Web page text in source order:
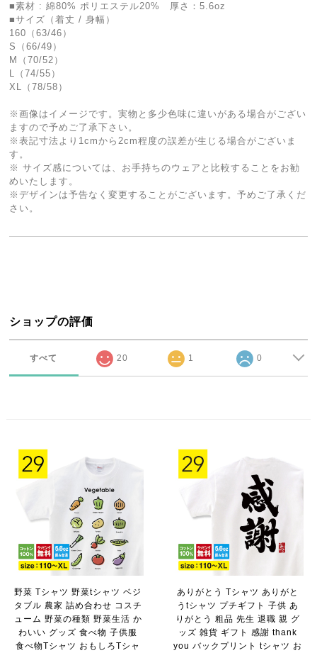
■素材 : 綿80% ポリエステル20% 厚さ：5.6oz
■サイズ（着丈 / 身幅）
160（63/46）
S（66/49）
M（70/52）
L（74/55）
XL（78/58）
※画像はイメージです。実物と多少色味に違いがある場合がござい
ますので予めご了承下さい。
※表記寸法より1cmから2cm程度の誤差が生じる場合がございま
す。
※ サイズ感については、お手持ちのウェアと比較することをお勧
めいたします。
※デザインは予告なく変更することがございます。予めご了承くだ
さい。
ショップの評価
すべて 20 1 0
野菜 Tシャツ 野菜tシャツ ベジ
タブル 農家 詰め合わせ コスチ
ューム 野菜の種類 野菜生活 か
わいい グッズ 食べ物 子供服
食べ物Tシャツ おもしろTシャ
ありがとう Tシャツ ありがと
うtシャツ プチギフト 子供 あ
りがとう 粗品 先生 退職 親 グ
ッズ 雑貨 ギフト 感謝 thank
you バックプリント tシャツ お